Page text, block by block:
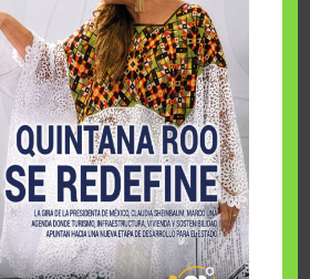
A-Wish México unieron
el deseo de una …